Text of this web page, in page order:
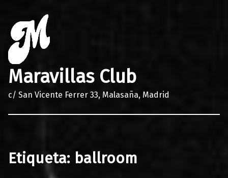
Maravillas Club
c/ San Vicente Ferrer 33, Malasaña, Madrid
Etiqueta: ballroom